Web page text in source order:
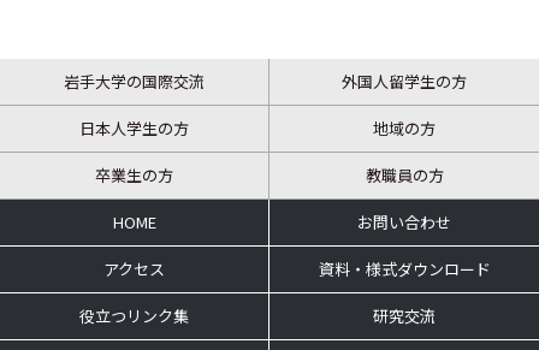
岩手大学の国際交流 外国人留学生の方
日本人学生の方 地域の方
卒業生の方 教職員の方
HOME お問い合わせ
アクセス 資料・様式ダウンロード
役立つリンク集 研究交流